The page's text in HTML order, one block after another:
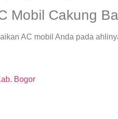
Mobil Cakung
AC mobil Anda pada
Bogor